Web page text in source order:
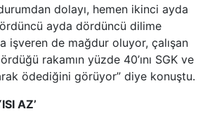
dolayı, hemen ikinci ayda
ayda dördüncü dilime
işveren de mağdur oluyor, çalışan
rakamın yüzde 40’ını SGK ve
ödediğini görüyor” diye konuştu.
AZ’